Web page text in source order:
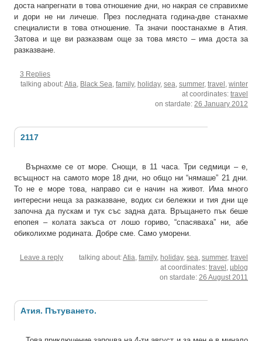
доста напрегнати в това отношение дни, но накрая се справихме
и дори не ни личеше. През последната година-две станахме
специалисти в това отношение. Та значи поостанахме в Атия.
Затова и ще ви разказвам още за това място – има доста за
разказване.
3 Replies
talking about:Atia Black Sea family, holiday, sea summer, travel
winter
at coordinates: travel
on stardate: 26 January 2012
2117
Върнахме се от море. Снощи, в 11 часа. Три седмици – е,
всъщност на самото море 18 дни, но общо ни “нямаше” 21 дни.
То не е море това, направо си е начин на живот. Има много
интересни неща за разказване, водих си бележки и тия дни ще
започна да пускам и тук със задна дата. Връщането пък беше
епопея – колата закъса от лошо гориво, “спасяваха” ни, абе
обиколихме родината. Добре сме. Само уморени.
Leave a reply talking about:Atia family, holiday, sea summer, travel
at coordinates: travel
µblog
on stardate: 26 August 2011
Атия. Пътуването.